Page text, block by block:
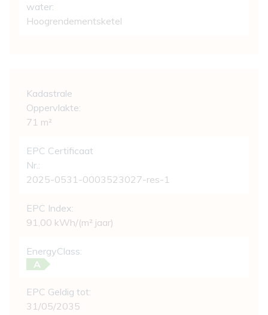
water:
Hoogrendementsketel
Kadastrale
Oppervlakte:
71 m²
EPC Certificaat
Nr.:
2025-0531-0003523027-res-1
EPC Index:
91,00 kWh/(m² jaar)
EnergyClass:
A
EPC Geldig tot:
31/05/2035